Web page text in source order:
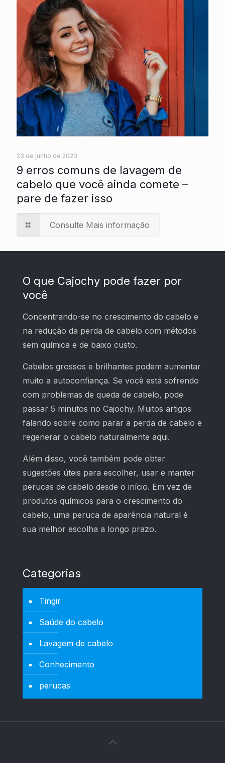
23 de junho de 2020
9 erros comuns de lavagem de
cabelo que você ainda comete –
pare de fazer isso
Consulte Mais informação
O que Cajochy pode fazer por
você
Concentrando-se no crescimento do cabelo e
na redução da perda de cabelo com métodos
sem química e de baixo custo.
Cabelos grossos e brilhantes podem aumentar
muito a autoconfiança. Se você está sofrendo
com problemas de queda de cabelo, pode
passar 5 minutos no Cajochy. Muitos artigos
falando sobre como parar a perda de cabelo e
regenerar o cabelo naturalmente aqui.
Além disso, você também pode obter
sugestões úteis para escolher, usar e manter
perucas de cabelo desde o início. Em vez de
produtos químicos para o crescimento do
cabelo, uma peruca de aparência natural é
sua melhor escolha a longo prazo.
Categorias
Tingir
Saúde do cabelo
Lavagem de cabelo
Conhecimento
perucas